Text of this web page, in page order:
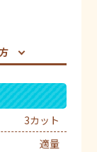
3カット
適量